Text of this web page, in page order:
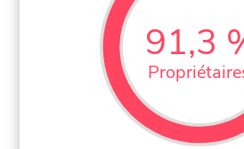
91,3